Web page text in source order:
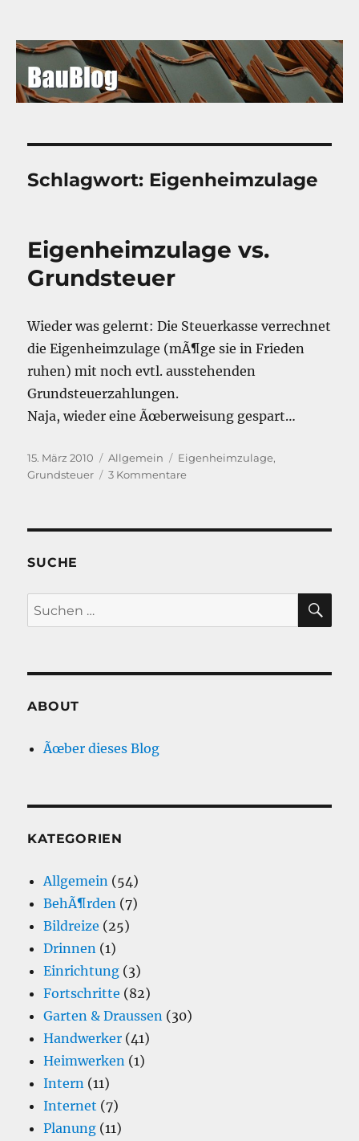
BauBlog
Schlagwort: Eigenheimzulage
Eigenheimzulage vs.
Grundsteuer
Wieder was gelernt: Die Steuerkasse verrechnet
die Eigenheimzulage (mÃ¶ge sie in Frieden
ruhen) mit noch evtl. ausstehenden
Grundsteuerzahlungen.
Naja, wieder eine Ãœberweisung gespart…
Veröffentlicht
am
15. März 2010 Kategorien
Allgemein Schlagwörter
Eigenheimzulage,
Grundsteuer
3 Kommentarezu
SUCHE
Suche
nach:
ABOUT
Ãœber dieses Blog
KATEGORIEN
Allgemein (54)
BehÃ¶rden (7)
Bildreize (25)
Drinnen (1)
Einrichtung (3)
Fortschritte (82)
Garten & Draussen (30)
Handwerker (41)
Heimwerken (1)
Intern (11)
Internet (7)
Planung (11)